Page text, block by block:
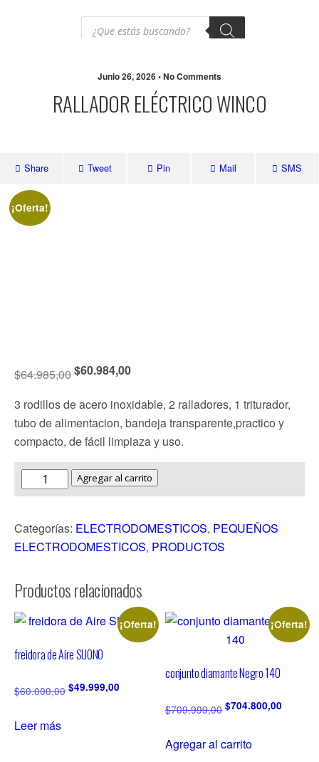
Junio 26, 2026 • No Comments
RALLADOR ELÉCTRICO WINCO
Share Tweet Pin Mail SMS
¡Oferta!
$64.985,00$60.984,00
3 rodillos de acero inoxidable, 2 ralladores, 1 triturador,
tubo de alimentacion, bandeja transparente,practico y
compacto, de fácil limpiaza y uso.
Agregar al carrito
Categorías: ELECTRODOMESTICOS, PEQUEÑOS
ELECTRODOMESTICOS, PRODUCTOS
Productos relacionados
¡Oferta!
freidora de Aire SUONO
$60.000,00 $49.999,00
Leer más
¡Oferta!
conjunto diamante Negro 140
$709.999,00 $704.800,00
Agregar al carrito